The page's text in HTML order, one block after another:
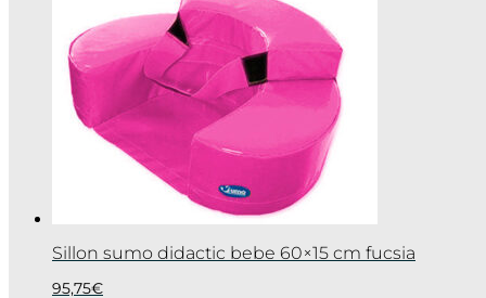
Sillon sumo didactic bebe 60×15 cm fucsia
95,75€